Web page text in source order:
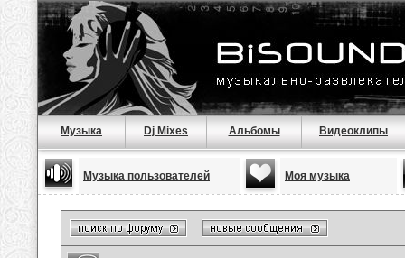
Музыка Dj Mixes Альбомы Видеоклипы
Музыка пользователей Моя музыка